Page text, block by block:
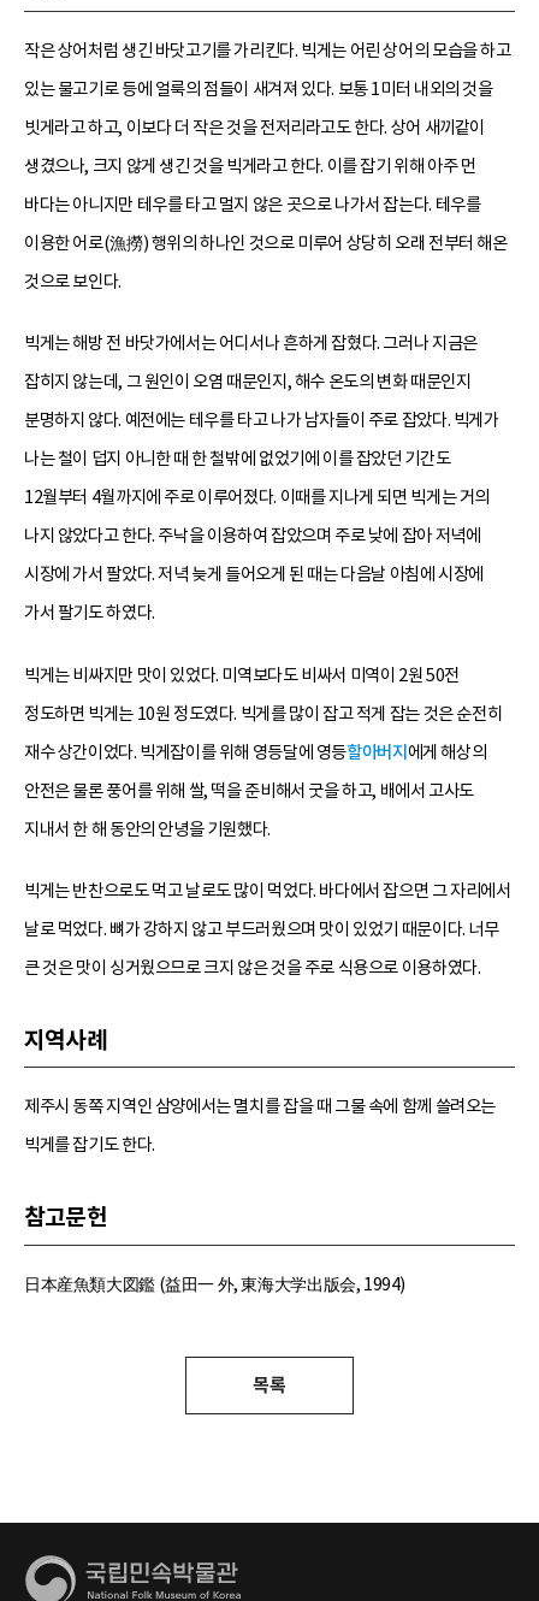
작은 상어처럼 생긴 바닷고기를 가리킨다. 빅게는 어린 상어의 모습을 하고
있는 물고기로 등에 얼룩의 점들이 새겨져 있다. 보통 1미터 내외의 것을
빗게라고 하고, 이보다 더 작은 것을 전저리라고도 한다. 상어 새끼같이
생겼으나, 크지 않게 생긴 것을 빅게라고 한다. 이를 잡기 위해 아주 먼
바다는 아니지만 테우를 타고 멀지 않은 곳으로 나가서 잡는다. 테우를
이용한 어로(漁撈) 행위의 하나인 것으로 미루어 상당히 오래 전부터 해온
것으로 보인다.
빅게는 해방 전 바닷가에서는 어디서나 흔하게 잡혔다. 그러나 지금은
잡히지 않는데, 그 원인이 오염 때문인지, 해수 온도의 변화 때문인지
분명하지 않다. 예전에는 테우를 타고 나가 남자들이 주로 잡았다. 빅게가
나는 철이 덥지 아니한 때 한 철밖에 없었기에 이를 잡았던 기간도
12월부터 4월까지에 주로 이루어졌다. 이때를 지나게 되면 빅게는 거의
나지 않았다고 한다. 주낙을 이용하여 잡았으며 주로 낮에 잡아 저녁에
시장에 가서 팔았다. 저녁 늦게 들어오게 된 때는 다음날 아침에 시장에
가서 팔기도 하였다.
빅게는 비싸지만 맛이 있었다. 미역보다도 비싸서 미역이 2원 50전
정도하면 빅게는 10원 정도였다. 빅게를 많이 잡고 적게 잡는 것은 순전히
재수 상간이었다. 빅게잡이를 위해 영등달에 영등할아버지 에게 해상의
안전은 물론 풍어를 위해 쌀, 떡을 준비해서 굿을 하고, 배에서 고사도
지내서 한 해 동안의 안녕을 기원했다.
빅게는 반찬으로도 먹고 날로도 많이 먹었다. 바다에서 잡으면 그 자리에서
날로 먹었다. 뼈가 강하지 않고 부드러웠으며 맛이 있었기 때문이다. 너무
큰 것은 맛이 싱거웠으므로 크지 않은 것을 주로 식용으로 이용하였다.
지역사례
제주시 동쪽 지역인 삼양에서는 멸치를 잡을 때 그물 속에 함께 쓸려오는
빅게를 잡기도 한다.
참고문헌
日本産魚類大図鑑 (益田一 外, 東海大学出版会, 1994)
목록